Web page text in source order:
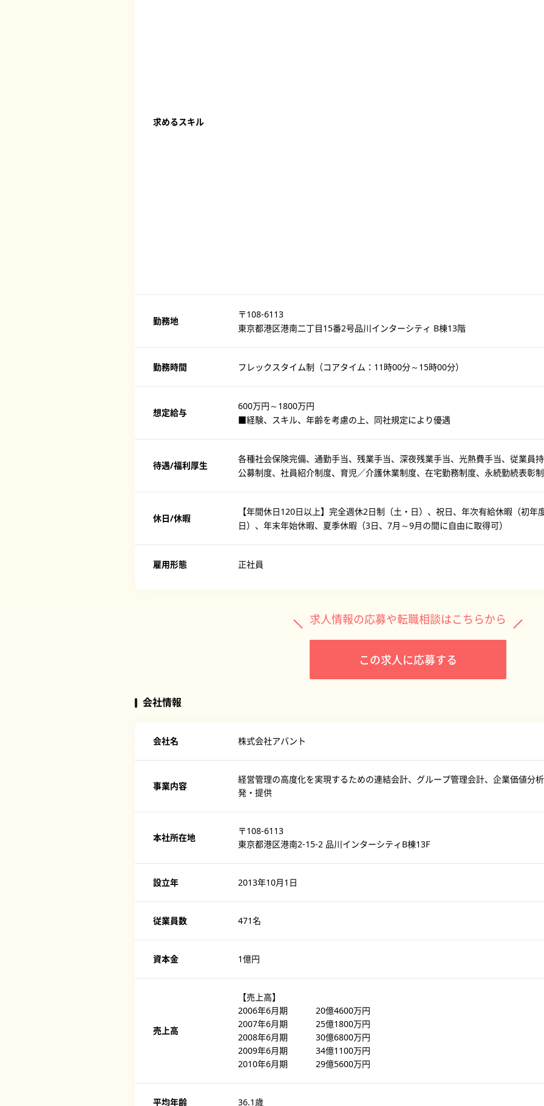
求めるスキル
勤務地
〒108-6113
東京都港区港南二丁目15番2号品川インターシティ B棟13階
勤務時間 フレックスタイム制（コアタイム：11時00分～15時00分）
想定給与
600万円～1800万円
■経験、スキル、年齢を考慮の上、同社規定により優遇
待遇/福利厚生
各種社会保険完備、通勤手当、残業手当、深夜残業手当、光熱費手当、従業員
公募制度、社員紹介制度、育児／介護休業制度、在宅勤務制度、永続勤続表彰
休日/休暇
【年間休日120日以上】完全週休2日制（土・日）、祝日、年次有給休暇（初
日）、年末年始休暇、夏季休暇（3日、7月～9月の間に自由に取得可）
雇用形態 正社員
求人情報の応募や転職相談はこちらから
この求人に応募する
会社情報
会社名 株式会社アバント
事業内容
経営管理の高度化を実現するための連結会計、グループ管理会計、企業価値分
発・提供
本社所在地
〒108-6113
東京都港区港南2-15-2 品川インターシティB棟13F
設立年 2013年10月1日
従業員数 471名
資本金 1億円
売上高
【売上高】
2006年6月期 20億4600万円
2007年6月期 25億1800万円
2008年6月期 30億6800万円
2009年6月期 34億1100万円
2010年6月期 29億5600万円
平均年齢 36.1歳